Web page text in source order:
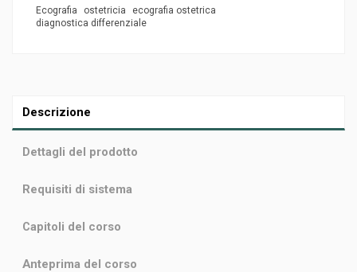
Ecografia ostetricia
ecografia ostetrica
diagnostica differenziale
Descrizione
Dettagli del prodotto
Requisiti di sistema
Capitoli del corso
Anteprima del corso